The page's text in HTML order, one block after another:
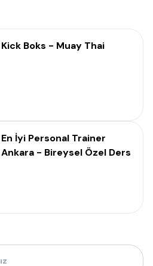
Kick Boks - Muay Thai
En İyi Personal Trainer
Ankara - Bireysel Özel Ders